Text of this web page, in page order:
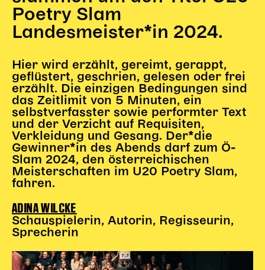
Vorstellungen für pädagogische Institutionen
Angebote für Pädagog*innen
Sommerfest
Open House
Newsletter für pädagogische Institutionen
DIGITALE BÜHNE
Gl!tch4
Wem gehört die Bühne?
House of Hybrid Rebels
Über Uns
Poetry Slam
Landesmeister*in 2024.
Hier wird erzählt, gereimt, gerappt,
geflüstert, geschrien, gelesen oder frei
erzählt. Die einzigen Bedingungen sind
das Zeitlimit von 5 Minuten, ein
selbstverfasster sowie performter Text
und der Verzicht auf Requisiten,
Verkleidung und Gesang. Der*die
Gewinner*in des Abends darf zum Ö-
Slam 2024, den österreichischen
Meisterschaften im U20 Poetry Slam,
fahren.
ADINA WILCKE
Schauspielerin, Autorin, Regisseurin,
Sprecherin